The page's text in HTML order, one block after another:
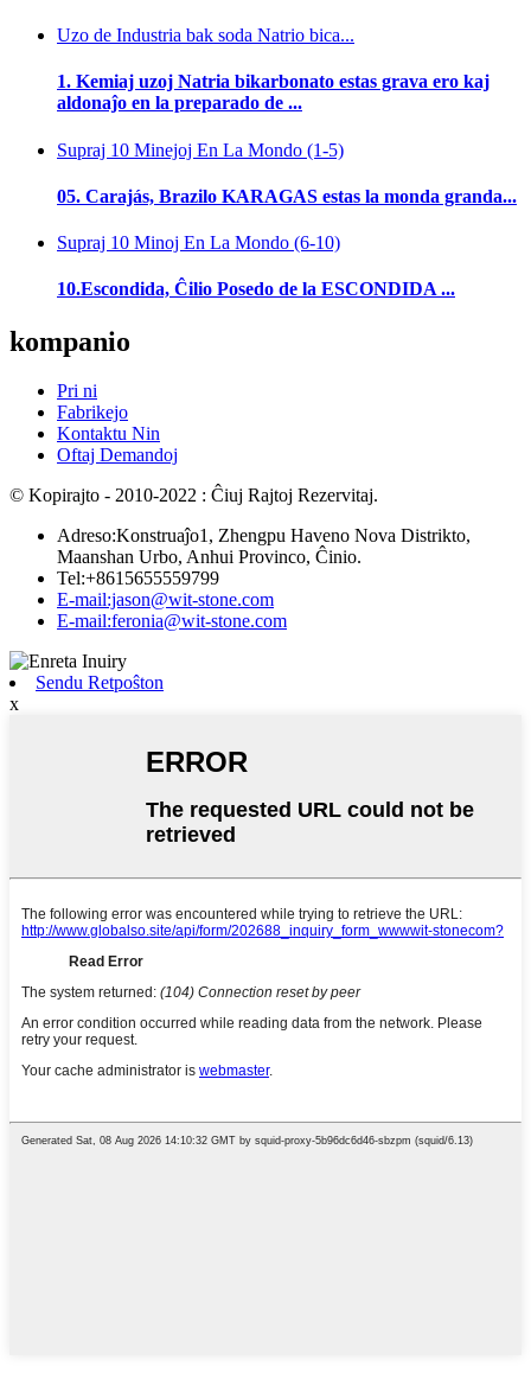
Uzo de Industria bak soda Natrio bica...
1. Kemiaj uzoj Natria bikarbonato estas grava ero kaj
aldonaĵo en la preparado de ...
Supraj 10 Minejoj En La Mondo (1-5)
05. Carajás, Brazilo KARAGAS estas la monda granda...
Supraj 10 Minoj En La Mondo (6-10)
10.Escondida, Ĉilio Posedo de la ESCONDIDA ...
kompanio
Pri ni
Fabrikejo
Kontaktu Nin
Oftaj Demandoj
© Kopirajto - 2010-2022 : Ĉiuj Rajtoj Rezervitaj.
Adreso:Konstruaĵo1, Zhengpu Haveno Nova Distrikto,
Maanshan Urbo, Anhui Provinco, Ĉinio.
Tel:+8615655559799
E-mail:jason@wit-stone.com
E-mail:feronia@wit-stone.com
Sendu Retpoŝton
x